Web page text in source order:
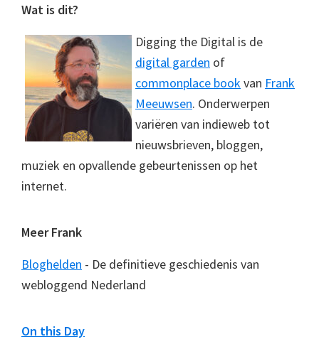
Footer
Wat is dit?
Digging the Digital is de
digital garden of
commonplace bookvan Frank
Meeuwsen. Onderwerpen
variëren van indieweb tot
nieuwsbrieven, bloggen,
muziek en opvallende gebeurtenissen op het
internet.
Meer Frank
Bloghelden - De definitieve geschiedenis van
webloggend Nederland
On this Day